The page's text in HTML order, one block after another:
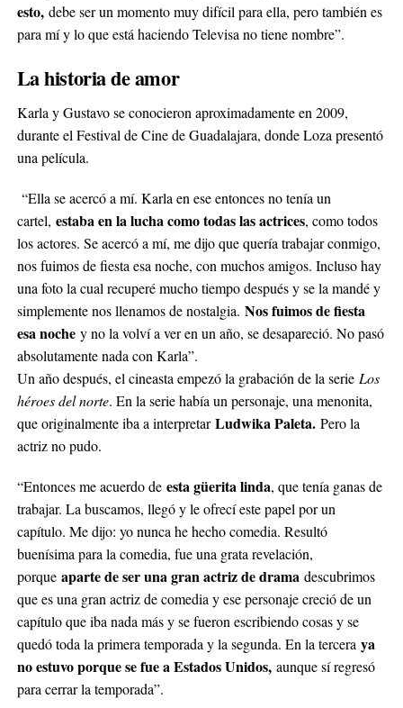
esto,debe ser un momento muy difícil para ella, pero también es
para mí y lo que está haciendo Televisa no tiene nombre”.
La historia de amor
Karla y Gustavo se conocieron aproximadamente en 2009,
durante el Festival de Cine de Guadalajara, donde Loza presentó
una película.
“Ella se acercó a mí. Karla en ese entonces no tenía un
cartel, estaba en la lucha como todas las actrices, como todos
los actores. Se acercó a mí, me dijo que quería trabajar conmigo,
nos fuimos de fiesta esa noche, con muchos amigos. Incluso hay
una foto la cual recuperé mucho tiempo después y se la mandé y
simplemente nos llenamos de nostalgia. Nos fuimos de fiesta
esa nochey no la volví a ver en un año, se desapareció. No pasó
absolutamente nada con Karla”.
Un año después, el cineasta empezó la grabación de la serieLos
héroes del norte. En la serie había un personaje, una menonita,
que originalmente iba a interpretarLudwika Paleta.Pero la
actriz no pudo.
“Entonces me acuerdo de esta güerita linda, que tenía ganas de
trabajar. La buscamos, llegó y le ofrecí este papel por un
capítulo. Me dijo: yo nunca he hecho comedia. Resultó
buenísima para la comedia, fue una grata revelación,
porque aparte de ser una gran actriz de drama descubrimos
que es una gran actriz de comedia y ese personaje creció de un
capítulo que iba nada más y se fueron escribiendo cosas y se
quedó toda la primera temporada y la segunda. En la tercera ya
no estuvo porque se fue a Estados Unidos,aunque sí regresó
para cerrar la temporada”.